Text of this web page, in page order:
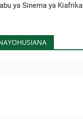
ya Sinema ya Kiafrika